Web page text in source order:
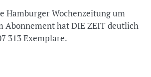
Hamburger Wochenzeitung um
Abonnement hat DIE ZEIT deutlich
313 Exemplare.